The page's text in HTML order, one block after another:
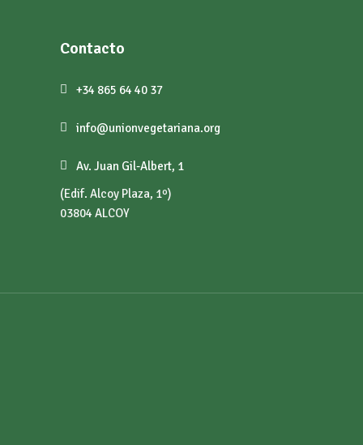
Contacto
+34 865 64 40 37
info@unionvegetariana.org
Av. Juan Gil-Albert, 1
(Edif. Alcoy Plaza, 1º)
03804 ALCOY